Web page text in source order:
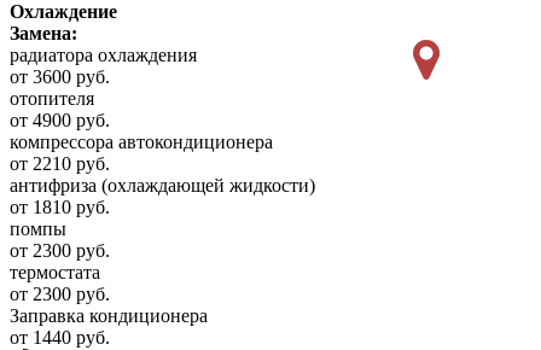
Охлаждение
Замена:
радиатора охлаждения
от 3600 руб.
отопителя
от 4900 руб.
компрессора автокондиционера
от 2210 руб.
антифриза (охлаждающей жидкости)
от 1810 руб.
помпы
от 2300 руб.
термостата
от 2300 руб.
Заправка кондиционера
от 1440 руб.